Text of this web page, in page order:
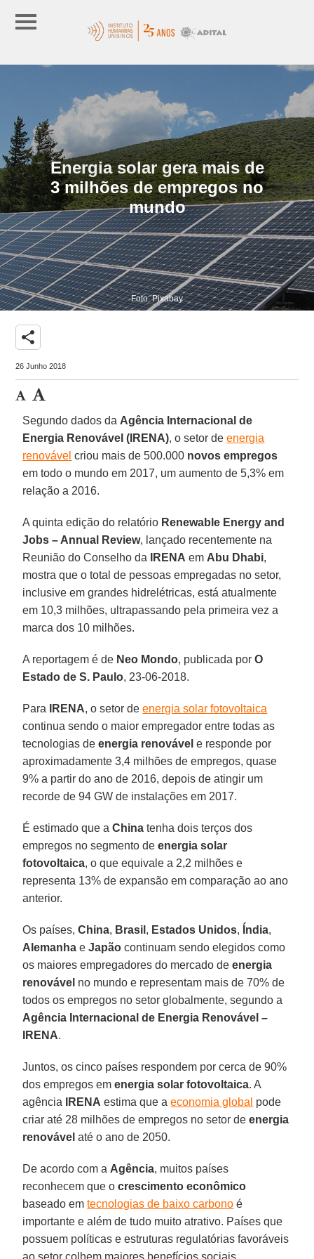
Energia solar gera mais de
3 milhões de empregos no
mundo
Foto: Pixabay
share
26 Junho 2018
Segundo dados da Agência Internacional de
Energia Renovável (IRENA), o setor deenergia
renovável criou mais de 500.000 novos empregos
em todo o mundo em 2017, um aumento de 5,3% em
relação a 2016.
A quinta edição do relatório Renewable Energy and
Jobs – Annual Review, lançado recentemente na
Reunião do Conselho da
IRENA em Abu Dhabi,
mostra que o total de pessoas empregadas no setor,
inclusive em grandes hidrelétricas, está atualmente
em 10,3 milhões, ultrapassando pela primeira vez a
marca dos 10 milhões.
A reportagem é de Neo Mondo, publicada porO
Estado de S. Paulo, 23-06-2018.
Para IRENA, o setor deenergia solar fotovoltaica
continua sendo o maior empregador entre todas as
tecnologias deenergia renovável e responde por
aproximadamente 3,4 milhões de empregos, quase
9% a partir do ano de 2016, depois de atingir um
recorde de 94 GW de instalações em 2017.
É estimado que aChina tenha dois terços dos
empregos no segmento deenergia solar
fotovoltaica, o que equivale a 2,2 milhões e
representa 13% de expansão em comparação ao ano
anterior.
Os países,China, Brasil , Estados Unidos, Índia,
Alemanha eJapão continuam sendo elegidos como
os maiores empregadores do mercado deenergia
renovável no mundo e representam mais de 70% de
todos os empregos no setor globalmente, segundo a
Agência Internacional de Energia Renovável –
IRENA.
Juntos, os cinco países respondem por cerca de 90%
dos empregos emenergia solar fotovoltaica. A
agência
IRENA estima que aeconomia global pode
criar até 28 milhões de empregos no setor deenergia
renovável até o ano de 2050.
De acordo com a Agência, muitos países
reconhecem que ocrescimento econômico
baseado emtecnologias de baixo carbono é
importante e além de tudo muito atrativo. Países que
possuem políticas e estruturas regulatórias favoráveis
ao setor colhem maiores benefícios sociais,